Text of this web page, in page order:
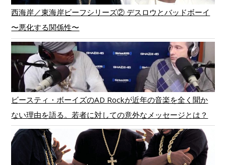
西海岸／東海岸ビーフシリーズ② デスロウとバッドボーイ
〜悪化する関係性〜
ビースティ・ボーイズのAD Rockが近年の音楽を全く聞か
ない理由を語る。若者に対しての意外なメッセージとは？